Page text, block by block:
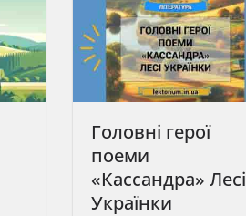
Головні герої
поеми
«Кассандра» Лесі
Українки